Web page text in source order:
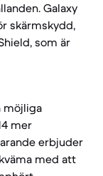
Galaxy
skärmskydd,
som är
möjliga
mer
erbjuder
med att